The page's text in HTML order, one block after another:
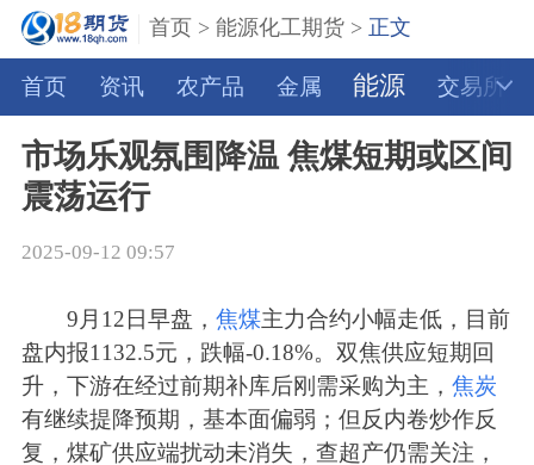
首页 >能源化工期货 > 正文
首页 资讯 农产品 金属 能源 交易所
市场乐观氛围降温 焦煤短期或区间
震荡运行
2025-09-12 09:57
9月12日早盘，焦煤主力合约小幅走低，目前
盘内报1132.5元，跌幅-0.18%。双焦供应短期回
升，下游在经过前期补库后刚需采购为主， 焦炭
有继续提降预期，基本面偏弱；但反内卷炒作反
复，煤矿供应端扰动未消失，查超产仍需关注，